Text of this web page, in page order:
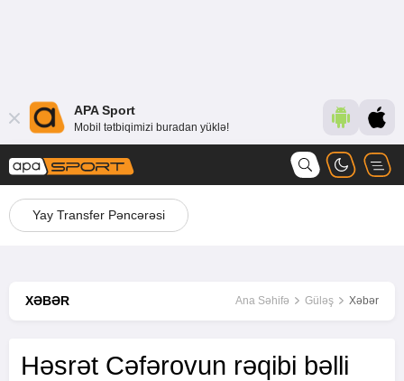
APA Sport
Mobil tətbiqimizi buradan yüklə!
Yay Transfer Pəncərəsi
XƏBƏR Ana Səhifə Güləş Xəbər
Həsrət Cəfərovun rəqibi bəlli